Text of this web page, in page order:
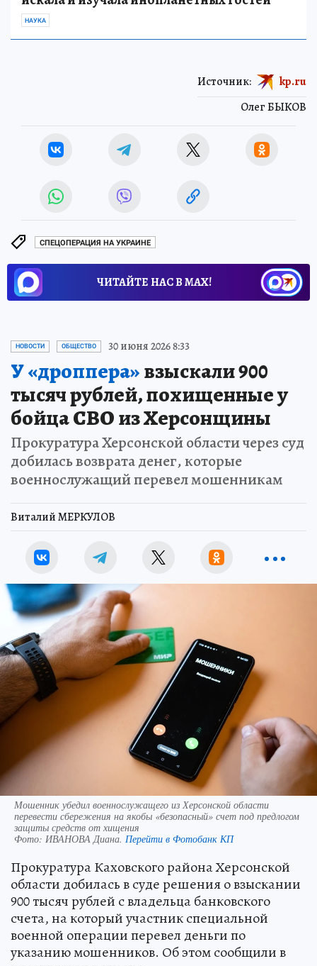
НАУКА
Олег БЫКОВ
Источник: kp.ru
СПЕЦОПЕРАЦИЯ НА УКРАИНЕ
ЧИТАЙТЕ НАС В МАХ!
НОВОСТИ ОБЩЕСТВО 30 июня 2026 8:33
У «дроппера»взыскали 900
тысяч рублей, похищенные у
бойца СВО из Херсонщины
Прокуратура Херсонской области через суд
добилась возврата денег, которые
военнослужащий перевел мошенникам
Виталий МЕРКУЛОВ
Мошенник убедил военнослужащего из Херсонской области
перевести сбережения на якобы «безопасный» счет под предлогом
защиты средств от хищения
Фото: ИВАНОВА Диана. Перейти в Фотобанк КП
Прокуратура Каховского района Херсонской
области добилась в суде решения о взыскании
900 тысяч рублей с владельца банковского
счета, на который участник специальной
военной операции перевел деньги по
указанию мошенников. Об этом сообщили в